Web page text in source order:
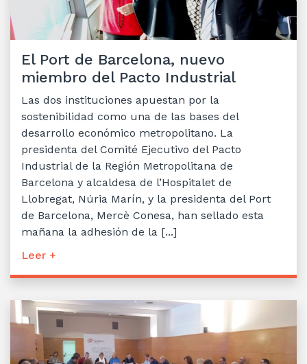
El Port de Barcelona, nuevo
miembro del Pacto Industrial
Las dos instituciones apuestan por la
sostenibilidad como una de las bases del
desarrollo económico metropolitano. La
presidenta del Comité Ejecutivo del Pacto
Industrial de la Región Metropolitana de
Barcelona y alcaldesa de l’Hospitalet de
Llobregat, Núria Marín, y la presidenta del Port
de Barcelona, Mercè Conesa, han sellado esta
mañana la adhesión de la [...]
Leer +